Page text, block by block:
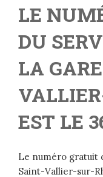
LE
DU
LA
EST LE
Le numéro gratuit
Saint-Vallier-sur-